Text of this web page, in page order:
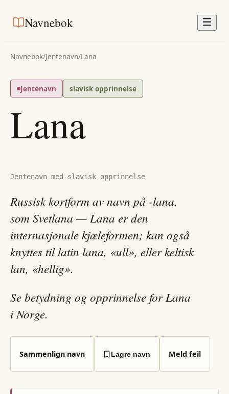
Navnebok
Navnebok/Jentenavn/Lana
Jentenavn slavisk opprinnelse
Lana
Jentenavn med slavisk opprinnelse
Russisk kortform av navn på -lana,
som Svetlana — Lana er den
internasjonale kjæleformen; kan også
knyttes til latin lana, «ull», eller keltisk
lan, «hellig».
Se betydning og opprinnelse for Lana
i Norge.
Sammenlign navn Lagre navn Meld feil